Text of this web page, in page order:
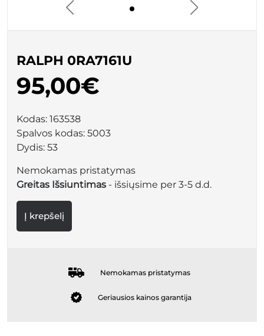
RALPH 0RA7161U
95,00€
Kodas: 163538
Spalvos kodas: 5003
Dydis: 53
Nemokamas pristatymas
Greitas Išsiuntimas - išsiųsime per 3-5 d.d.
Į krepšelį
Nemokamas pristatymas
Geriausios kainos garantija